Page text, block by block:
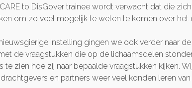
to DisGover trainee wordt verwacht dat die
om zo veel mogelijk te weten te komen over het
instelling gingen we ook verder naar
de vraagstukken die op de lichaamsdelen
zien hoe zij naar bepaalde vraagstukken kijken.
en partners weer veel konden leren